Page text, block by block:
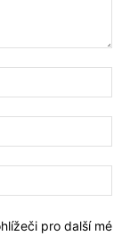
pro další mé